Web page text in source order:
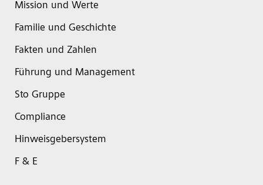
Mission und Werte
Familie und Geschichte
Fakten und Zahlen
Führung und Management
Sto Gruppe
Compliance
Hinweisgebersystem
F & E